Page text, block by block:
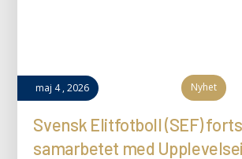
maj 4,2026 Nyhet
Svensk Elitfotboll (SEF)
samarbetet med